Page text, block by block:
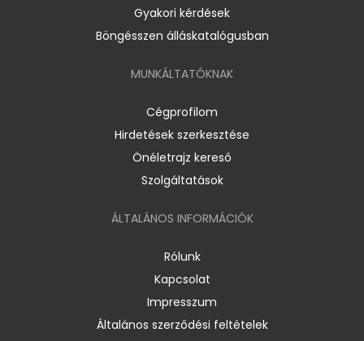
Gyakori kérdések
Böngésszen álláskatalógusban
MUNKÁLTATÓKNAK
Cégprofilom
Hirdetések szerkesztése
Önéletrajz kereső
Szolgáltatások
ÁLTALÁNOS INFORMÁCIÓK
Rólunk
Kapcsolat
Impresszum
Általános szerződési feltételek